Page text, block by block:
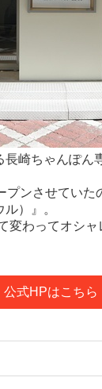
崎ちゃんぽん
ンさせていた
）』。
変わってオシ
公式HPはこちら